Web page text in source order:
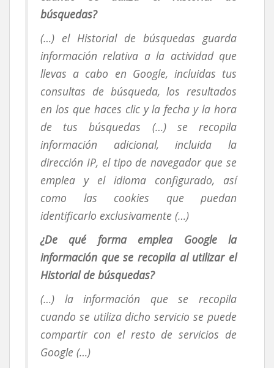
búsquedas?
(…) el Historial de búsquedas guarda
información relativa a la actividad que
llevas a cabo en Google, incluidas tus
consultas de búsqueda, los resultados
en los que haces clic y la fecha y la hora
de tus búsquedas (…) se recopila
información adicional, incluida la
dirección IP, el tipo de navegador que se
emplea y el idioma configurado, así
como las cookies que puedan
identificarlo exclusivamente (…)
¿De qué forma emplea Google la
información que se recopila al utilizar el
Historial de búsquedas?
(…) la información que se recopila
cuando se utiliza dicho servicio se puede
compartir con el resto de servicios de
Google (…)